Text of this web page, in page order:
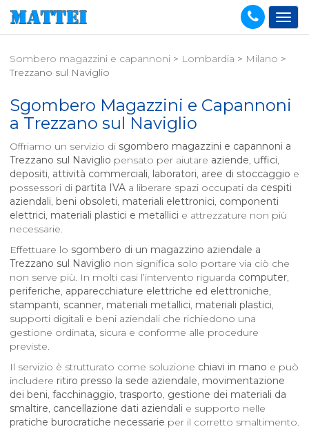
Sombero magazzini e capannoni > Lombardia > Milano >
Trezzano sul Naviglio
Sgombero Magazzini e Capannoni
a Trezzano sul Naviglio
Offriamo un servizio di sgombero magazzini e capannoni a
Trezzano sul Naviglio pensato per aiutare aziende, uffici,
depositi, attività commerciali, laboratori, aree di stoccaggio e
possessori di partita IVA a liberare spazi occupati da cespiti
aziendali, beni obsoleti, materiali elettronici, componenti
elettrici, materiali plastici e metallici e attrezzature non più
necessarie.
Effettuare lo sgombero di un magazzino aziendale a
Trezzano sul Naviglio non significa solo portare via ciò che
non serve più. In molti casi l’intervento riguarda computer,
periferiche, apparecchiature elettriche ed elettroniche,
stampanti, scanner, materiali metallici, materiali plastici,
supporti digitali e beni aziendali che richiedono una
gestione ordinata, sicura e conforme alle procedure
previste.
Il servizio è strutturato come soluzione chiavi in mano e può
includere ritiro presso la sede aziendale, movimentazione
dei beni, facchinaggio, trasporto, gestione dei materiali da
smaltire, cancellazione dati aziendali e supporto nelle
pratiche burocratiche necessarie per il corretto smaltimento.